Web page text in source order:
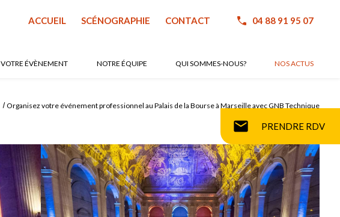
ACCUEIL SCÉNOGRAPHIE CONTACT 04 88 91 95 07
VOTRE ÉVÈNEMENT NOTRE ÉQUIPE QUI SOMMES-NOUS? NOS ACTUS
Organisez votre événement professionnel au Palais de la Bourse à Marseille avec GNB Technique
mail PRENDRE RDV